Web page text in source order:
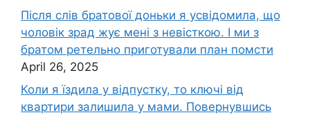
Після слів братової доньки я усвідомила, що
чоловік зpад жує мені з невісткою. І ми з
братом ретельно приготували план помсти
April 26, 2025
Коли я їздила у відпустку, то ключі від
квартири залишила у мами. Повернувшись